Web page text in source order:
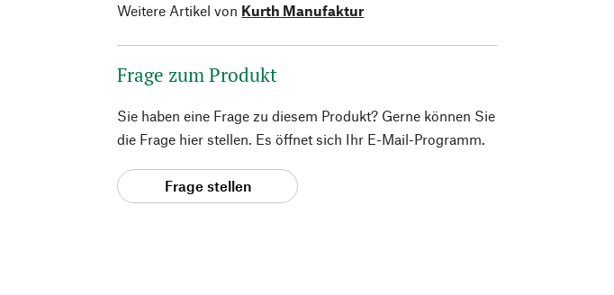
Weitere Artikel von Kurth Manufaktur
Frage zum Produkt
Sie haben eine Frage zu diesem Produkt? Gerne können Sie
die Frage hier stellen. Es öffnet sich Ihr E-Mail-Programm.
Frage stellen